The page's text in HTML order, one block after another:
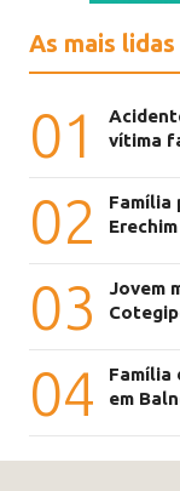
As mais lidas
01
vítima
02
Família
Erechim
03
Jovem
04
Família
em